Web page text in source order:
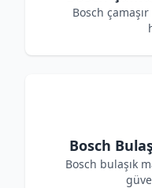
Bosch
Bosch
Bosch bulaşık